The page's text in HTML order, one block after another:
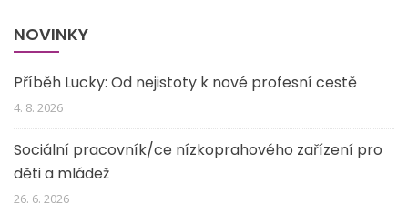
NOVINKY
Příběh Lucky: Od nejistoty k nové profesní cestě
4. 8. 2026
Sociální pracovník/ce nízkoprahového zařízení pro
děti a mládež
26. 6. 2026